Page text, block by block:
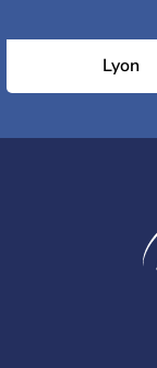
Lyon